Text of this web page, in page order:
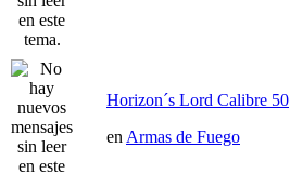
Horizon´s Lord Calibre 50
en Armas de Fuego